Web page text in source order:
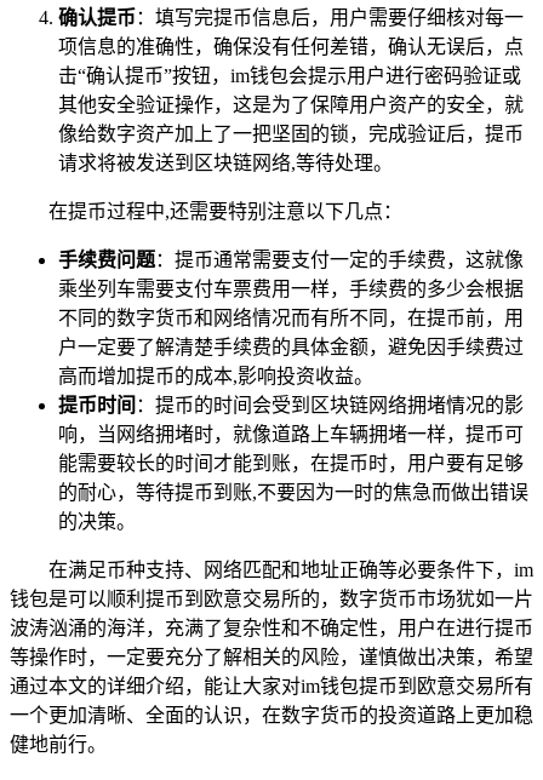
确认提币 ：填写完提币信息后，用户需要仔细核对每一
项信息的准确性，确保没有任何差错，确认无误后，点
击“确认提币”按钮，im钱包会提示用户进行密码验证或
其他安全验证操作，这是为了保障用户资产的安全，就
像给数字资产加上了一把坚固的锁，完成验证后，提币
请求将被发送到区块链网络,等待处理。
在提币过程中,还需要特别注意以下几点：
手续费问题：提币通常需要支付一定的手续费，这就像
乘坐列车需要支付车票费用一样，手续费的多少会根据
不同的数字货币和网络情况而有所不同，在提币前，用
户一定要了解清楚手续费的具体金额，避免因手续费过
高而增加提币的成本,影响投资收益。
提币时间 ：提币的时间会受到区块链网络拥堵情况的影
响，当网络拥堵时，就像道路上车辆拥堵一样，提币可
能需要较长的时间才能到账，在提币时，用户要有足够
的耐心，等待提币到账,不要因为一时的焦急而做出错误
的决策。
在满足币种支持、网络匹配和地址正确等必要条件下，im
钱包是可以顺利提币到欧意交易所的，数字货币市场犹如一片
波涛汹涌的海洋，充满了复杂性和不确定性，用户在进行提币
等操作时，一定要充分了解相关的风险，谨慎做出决策，希望
通过本文的详细介绍，能让大家对im钱包提币到欧意交易所有
一个更加清晰、全面的认识，在数字货币的投资道路上更加稳
健地前行。